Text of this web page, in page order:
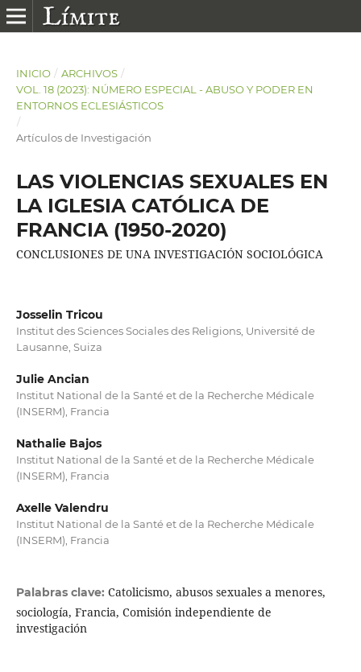
INICIO / ARCHIVOS /
VOL. 18 (2023): NÚMERO ESPECIAL - ABUSO Y PODER EN
ENTORNOS ECLESIÁSTICOS
/
Artículos de Investigación
LAS VIOLENCIAS SEXUALES EN
LA IGLESIA CATÓLICA DE
FRANCIA (1950-2020)
CONCLUSIONES DE UNA INVESTIGACIÓN SOCIOLÓGICA
Josselin Tricou
Institut des Sciences Sociales des Religions, Université de
Lausanne, Suiza
Julie Ancian
Institut National de la Santé et de la Recherche Médicale
(INSERM), Francia
Nathalie Bajos
Institut National de la Santé et de la Recherche Médicale
(INSERM), Francia
Axelle Valendru
Institut National de la Santé et de la Recherche Médicale
(INSERM), Francia
Palabras clave: Catolicismo, abusos sexuales a menores,
sociología, Francia, Comisión independiente de
investigación